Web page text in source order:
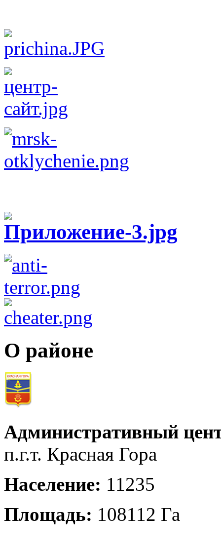
О районе
Административный
п.г.т. Красная Гора
Население: 11235
Площадь: 108112 Га